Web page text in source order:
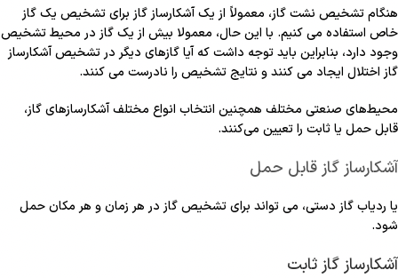
هنگام تشخیص نشت گاز، معمولاً از یک آشکارساز گاز برای تشخیص یک گاز
خاص استفاده می کنیم. با این حال، معمولا بیش از یک گاز در محیط تشخیص
وجود دارد، بنابراین باید توجه داشت که آیا گازهای دیگر در تشخیص آشکارساز
گاز اختلال ایجاد می کنند و نتایج تشخیص را نادرست می کنند.
محیط‌های صنعتی مختلف همچنین انتخاب انواع مختلف آشکارسازهای گاز،
قابل حمل یا ثابت را تعیین می‌کنند.
آشکارساز گاز قابل حمل
یا ردیاب گاز دستی، می تواند برای تشخیص گاز در هر زمان و هر مکان حمل
شود.
آشکارساز گاز ثابت